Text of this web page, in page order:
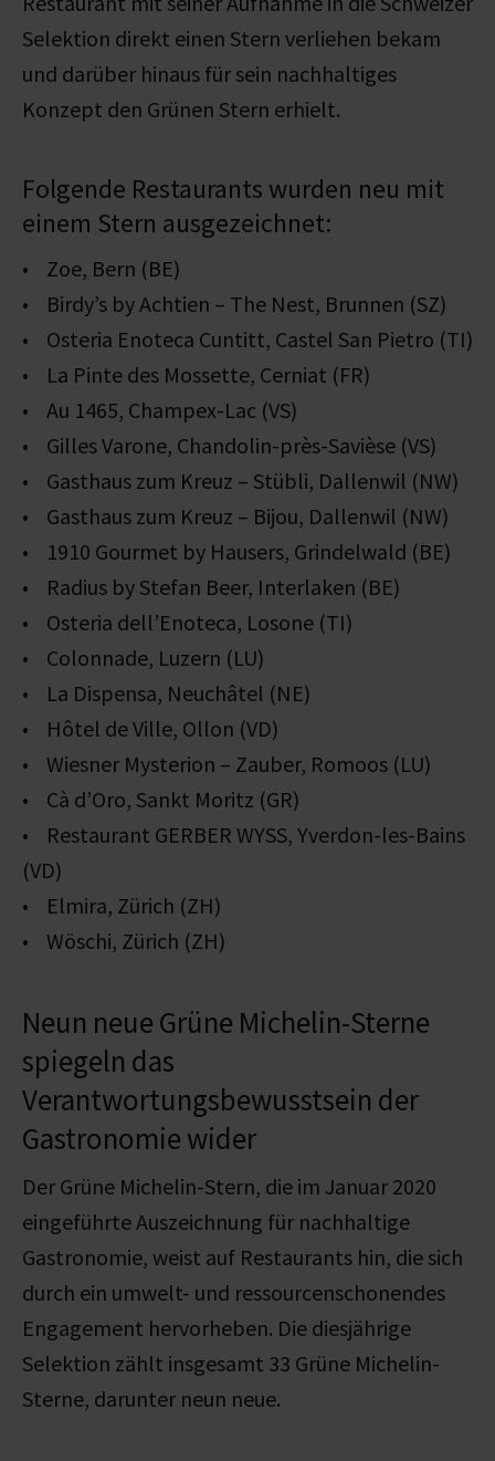
Selektion direkt einen Stern verliehen bekam
und darüber hinaus für sein nachhaltiges
Konzept den Grünen Stern erhielt.
Folgende Restaurants wurden neu mit
einem Stern ausgezeichnet:
• Zoe, Bern (BE)
• Birdy’s by Achtien – The Nest, Brunnen (SZ)
• Osteria Enoteca Cuntitt, Castel San Pietro (TI)
• La Pinte des Mossette, Cerniat (FR)
• Au 1465, Champex-Lac (VS)
• Gilles Varone, Chandolin-près-Savièse (VS)
• Gasthaus zum Kreuz – Stübli, Dallenwil (NW)
• Gasthaus zum Kreuz – Bijou, Dallenwil (NW)
• 1910 Gourmet by Hausers, Grindelwald (BE)
• Radius by Stefan Beer, Interlaken (BE)
• Osteria dell’Enoteca, Losone (TI)
• Colonnade, Luzern (LU)
• La Dispensa, Neuchâtel (NE)
• Hôtel de Ville, Ollon (VD)
• Wiesner Mysterion – Zauber, Romoos (LU)
• Cà d’Oro, Sankt Moritz (GR)
• Restaurant GERBER WYSS, Yverdon-les-Bains
(VD)
• Elmira, Zürich (ZH)
• Wöschi, Zürich (ZH)
Neun neue Grüne Michelin-Sterne
spiegeln das
Verantwortungsbewusstsein der
Gastronomie wider
Der Grüne Michelin-Stern, die im Januar 2020
eingeführte Auszeichnung für nachhaltige
Gastronomie, weist auf Restaurants hin, die sich
durch ein umwelt- und ressourcenschonendes
Engagement hervorheben. Die diesjährige
Selektion zählt insgesamt 33 Grüne Michelin-
Sterne, darunter neun neue.